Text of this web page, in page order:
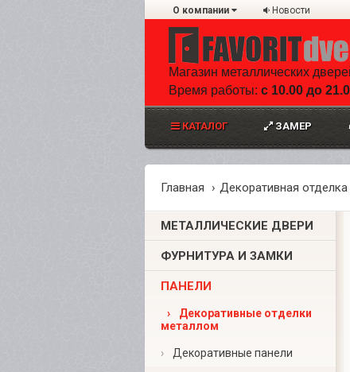
О компании Новости
Магазин металлических
Время работы: с 10.00 до
КАТАЛОГ ЗАМЕР
Главная Декоративная отделка
МЕТАЛЛИЧЕСКИЕ ДВЕРИ
ФУРНИТУРА И ЗАМКИ
ПАНЕЛИ
›
Декоративные отделки
металлом
› Декоративные панели